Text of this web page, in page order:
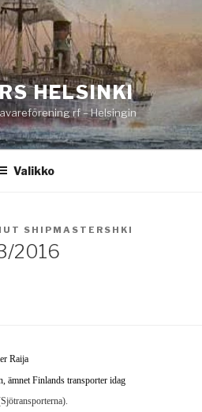
HELSINKI
rf – Helsingin
Valikko
SHIPMASTERSHKI
2016
Raija
ämnet Finlands transporter idag